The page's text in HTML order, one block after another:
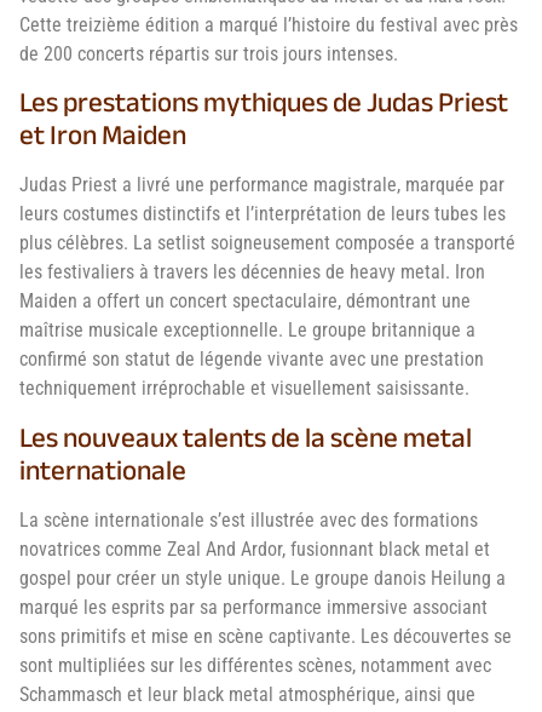
Cette treizième édition a marqué l’histoire du festival avec près
de 200 concerts répartis sur trois jours intenses.
Les prestations mythiques de Judas Priest
et Iron Maiden
Judas Priest a livré une performance magistrale, marquée par
leurs costumes distinctifs et l’interprétation de leurs tubes les
plus célèbres. La setlist soigneusement composée a transporté
les festivaliers à travers les décennies de heavy metal. Iron
Maiden a offert un concert spectaculaire, démontrant une
maîtrise musicale exceptionnelle. Le groupe britannique a
confirmé son statut de légende vivante avec une prestation
techniquement irréprochable et visuellement saisissante.
Les nouveaux talents de la scène metal
internationale
La scène internationale s’est illustrée avec des formations
novatrices comme Zeal And Ardor, fusionnant black metal et
gospel pour créer un style unique. Le groupe danois Heilung a
marqué les esprits par sa performance immersive associant
sons primitifs et mise en scène captivante. Les découvertes se
sont multipliées sur les différentes scènes, notamment avec
Schammasch et leur black metal atmosphérique, ainsi que